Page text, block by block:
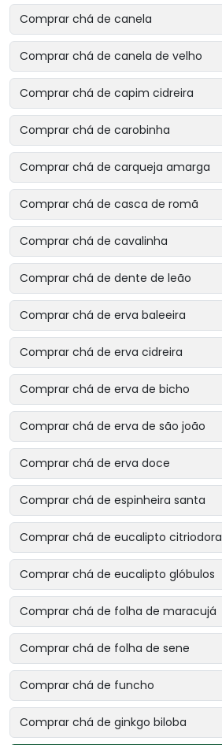
Comprar chá de canela
Comprar chá de canela de velho
Comprar chá de capim cidreira
Comprar chá de carobinha
Comprar chá de carqueja amarga
Comprar chá de casca de romã
Comprar chá de cavalinha
Comprar chá de dente de leão
Comprar chá de erva baleeira
Comprar chá de erva cidreira
Comprar chá de erva de bicho
Comprar chá de erva de são joão
Comprar chá de erva doce
Comprar chá de espinheira santa
Comprar chá de eucalipto citriodora
Comprar chá de eucalipto glóbulos
Comprar chá de folha de maracujá
Comprar chá de folha de sene
Comprar chá de funcho
Comprar chá de ginkgo biloba